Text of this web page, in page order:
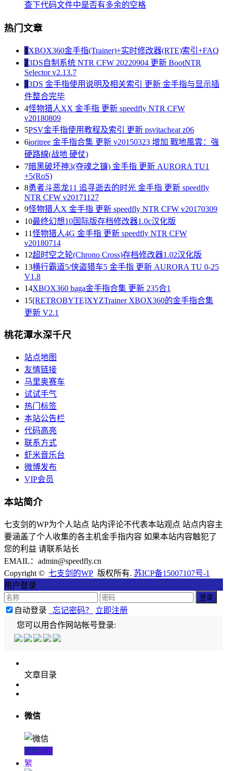
查下代码文件中是否有多余的空格
热门文章
1 XBOX360金手指(Trainer)+实时修改器(RTE)索引+FAQ
23DS自制系统 NTR CFW 20220904 更新 BootNTR
Selector v2.13.7
33DS 金手指使用说明及相关索引 更新 金手指与显示插
件整合完毕
4怪物猎人XX 金手指 更新 speedfly NTR CFW
v20180809
5PSV金手指使用教程及索引 更新 psvitacheat z06
6ioritree 金手指合集 更新 v20150323 增加 戰地風雲：強
硬路線(战地 硬仗)
7暗黑破坏神3(夺魂之镰) 金手指 更新 AURORA TU1
+5(RoS)
8勇者斗恶龙11 追寻逝去的时光 金手指 更新 speedfly
NTR CFW v20171127
9怪物猎人X 金手指 更新 speedfly NTR CFW v20170309
10最终幻想10国际版存档修改器1.0c汉化版
11怪物猎人4G 金手指 更新 speedfly NTR CFW
v20180714
12超时空之轮(Chrono Cross)存档修改器1.02汉化版
13横行霸道5/侠盗猎车5 金手指 更新 AURORA TU 0-25
V1.8
14XBOX360 baga金手指合集 更新 235合1
15[RETROBYTE]XYZTrainer XBOX360的金手指合集
更新 V2.1
桃花潭水深千尺
站点地图
友情链接
马里奥赛车
试试手气
热门标签
本站公告栏
代码高亮
联系方式
虾米音乐台
微博发布
VIP会员
本站简介
七支剑的WP为个人站点 站内评论不代表本站观点 站点内容主
要涵盖了个人收集的各主机金手指内容 如果本站内容触犯了
您的利益 请联系站长
EMAIL：admin@speedfly.cn
Copyright © 七支剑的WP 版权所有. 苏ICP备15007107号-1
用户登录
自动登录 忘记密码？
立即注册
您可以用合作网站帐号登录:
文章目录
微信
QQ咨询
繁